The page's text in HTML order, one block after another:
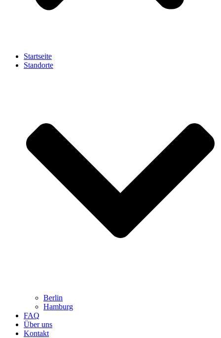
Startseite
Standorte
Berlin
Hamburg
FAQ
Über uns
Kontakt